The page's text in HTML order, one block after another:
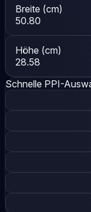
Breite (cm)
50.80
Höhe (cm)
28.58
Schnelle PPI-